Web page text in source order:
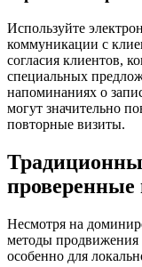
Используйте
коммуникации с
согласия клиентов,
специальных
напоминаниях о
могут значительно
повторные визиты.
проверенные
Несмотря на
методы
особенно для